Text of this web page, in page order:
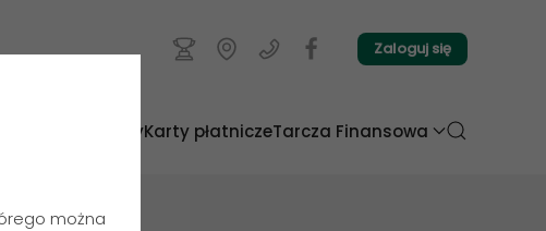
Zaloguj się
LokatyKarty płatniczeTarcza Finansowa
można